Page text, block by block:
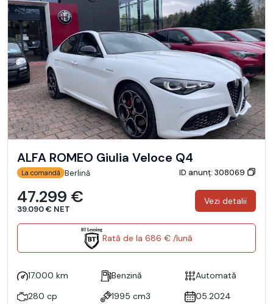
ALFA ROMEO Giulia Veloce Q4
La comandă Berlină ID anunț: 308069
47.299 €
39.090 € NET
Vezi detalii
Rată de la 686 € /lună
17.000 km Benzină
Automată
280 cp
1995 cm3 05.2024